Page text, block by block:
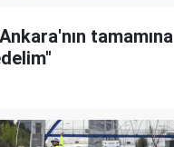
tamamına